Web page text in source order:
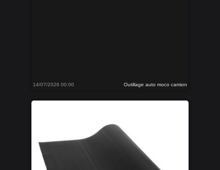
14/07/2026 00:00 Outillage auto moco camion